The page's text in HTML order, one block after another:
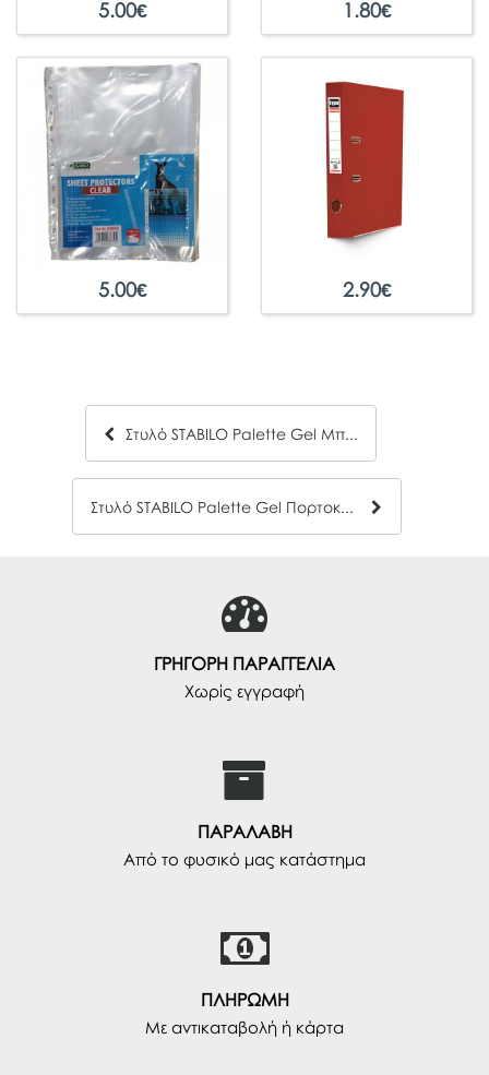
5.00€ 1.80€
5.00€ 2.90€
Στυλό STABILO Palette Gel Μπλε
Στυλό STABILO Palette Gel Πορτοκαλί
ΓΡΗΓΟΡΗ ΠΑΡΑΓΓΕΛΙΑ
Χωρίς εγγραφή
ΠΑΡΑΛΑΒΗ
Από το φυσικό μας κατάστημα
ΠΛΗΡΩΜΗ
Με αντικαταβολή ή κάρτα